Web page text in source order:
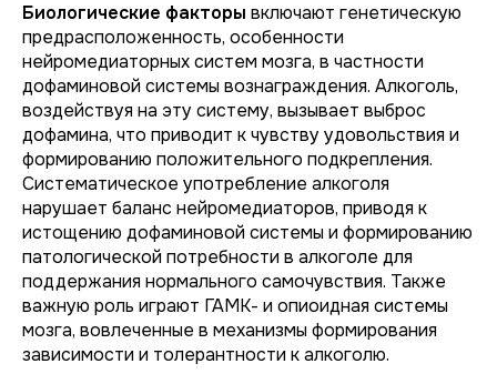
Биологические факторы включают генетическую
предрасположенность, особенности
нейромедиаторных систем мозга, в частности
дофаминовой системы вознаграждения. Алкоголь,
воздействуя на эту систему, вызывает выброс
дофамина, что приводит к чувству удовольствия и
формированию положительного подкрепления.
Систематическое употребление алкоголя
нарушает баланс нейромедиаторов, приводя к
истощению дофаминовой системы и формированию
патологической потребности в алкоголе для
поддержания нормального самочувствия. Также
важную роль играют ГАМК- и опиоидная системы
мозга, вовлеченные в механизмы формирования
зависимости и толерантности к алкоголю.